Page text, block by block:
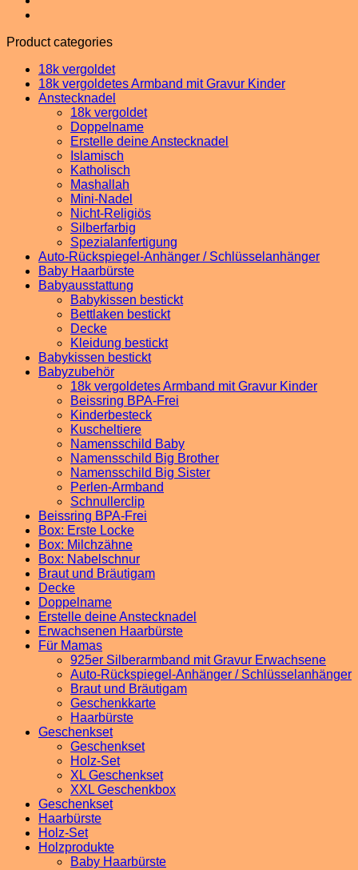
Product categories
18k vergoldet
18k vergoldetes Armband mit Gravur Kinder
Anstecknadel
18k vergoldet
Doppelname
Erstelle deine Anstecknadel
Islamisch
Katholisch
Mashallah
Mini-Nadel
Nicht-Religiös
Silberfarbig
Spezialanfertigung
Auto-Rückspiegel-Anhänger / Schlüsselanhänger
Baby Haarbürste
Babyausstattung
Babykissen bestickt
Bettlaken bestickt
Decke
Kleidung bestickt
Babykissen bestickt
Babyzubehör
18k vergoldetes Armband mit Gravur Kinder
Beissring BPA-Frei
Kinderbesteck
Kuscheltiere
Namensschild Baby
Namensschild Big Brother
Namensschild Big Sister
Perlen-Armband
Schnullerclip
Beissring BPA-Frei
Box: Erste Locke
Box: Milchzähne
Box: Nabelschnur
Braut und Bräutigam
Decke
Doppelname
Erstelle deine Anstecknadel
Erwachsenen Haarbürste
Für Mamas
925er Silberarmband mit Gravur Erwachsene
Auto-Rückspiegel-Anhänger / Schlüsselanhänger
Braut und Bräutigam
Geschenkkarte
Haarbürste
Geschenkset
Geschenkset
Holz-Set
XL Geschenkset
XXL Geschenkbox
Geschenkset
Haarbürste
Holz-Set
Holzprodukte
Baby Haarbürste